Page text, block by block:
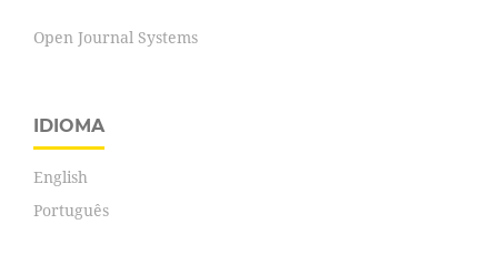
Open Journal Systems
IDIOMA
English
Português